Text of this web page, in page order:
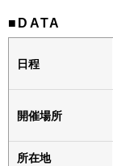
■DATA
日程
開催場所
所在地